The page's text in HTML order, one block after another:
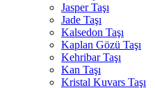
Jasper Taşı
Jade Taşı
Kalsedon Taşı
Kaplan Gözü Taşı
Kehribar Taşı
Kan Taşı
Kristal Kuvars Taşı